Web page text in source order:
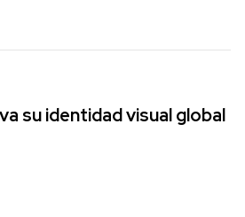
su identidad visual global